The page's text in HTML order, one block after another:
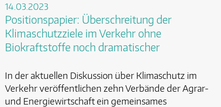
14.03.2023
Positionspapier: Überschreitung der
Klimaschutzziele im Verkehr ohne
Biokraftstoffe noch dramatischer
In der aktuellen Diskussion über Klimaschutz im
Verkehr veröffentlichen zehn Verbände der Agrar-
und Energiewirtschaft ein gemeinsames